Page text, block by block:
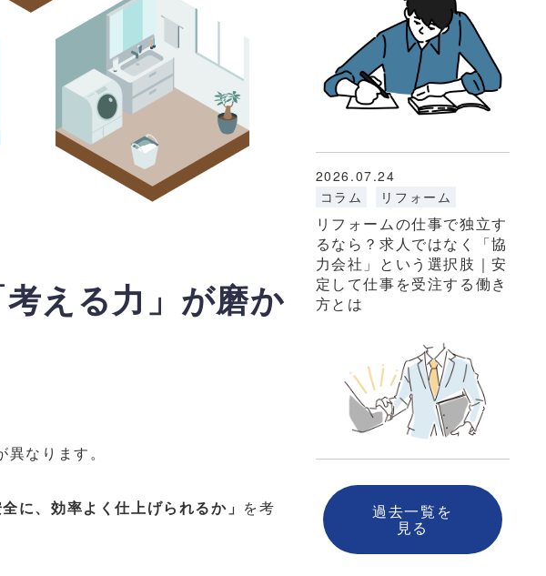
える力」が磨か
なります。
に、効率よく仕上げられるか」 を考
2026.07.24
コラム
リフォーム
リフォームの仕事で独立す
るなら？求人ではなく「協
力会社」という選択肢｜安
定して仕事を受注する働き
方とは
過去一覧を
見る